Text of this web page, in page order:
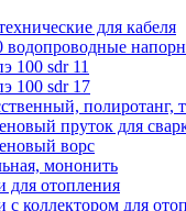
для кабеля
водопроводные
100 sdr 11
100 sdr 17
полиротанг,
пруток для
ворс
мононить
для отопления
с коллектором для